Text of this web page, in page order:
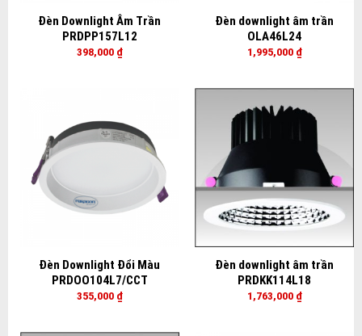
Đèn Downlight Âm Trần
PRDPP157L12
398,000 ₫
Đèn downlight âm trần
OLA46L24
1,995,000 ₫
Đèn Downlight Đổi Màu
PRDOO104L7/CCT
355,000 ₫
Đèn downlight âm trần
PRDKK114L18
1,763,000 ₫